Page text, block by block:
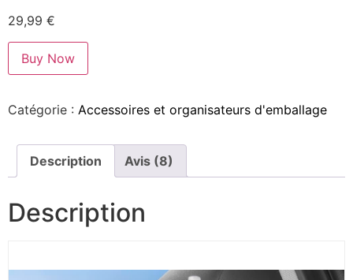
29,99 €
Buy Now
Catégorie : Accessoires et organisateurs d'emballage
Description Avis (8)
Description